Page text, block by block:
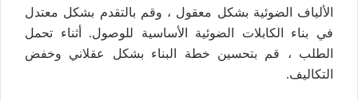
الألياف الضوئية بشكل معقول ، وقم بالتقدم بشكل معتدل
في بناء الكابلات الضوئية الأساسية للوصول. أثناء تحمل
الطلب ، قم بتحسين خطة البناء بشكل عقلاني وخفض
التكاليف.